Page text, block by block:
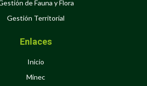
de Fauna y Flora
Gestión Territorial
Enlaces
Inicio
Minec